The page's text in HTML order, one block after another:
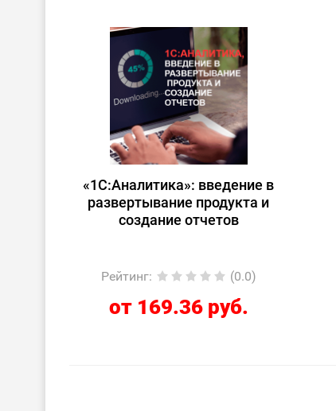
«1С:Аналитика»: введение в
развертывание продукта и
создание отчетов
Рейтинг: (0.0)
от 169.36 руб.